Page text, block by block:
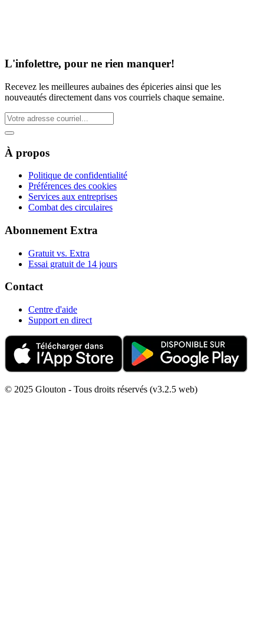
L'infolettre, pour ne rien manquer!
Recevez les meilleures aubaines des épiceries ainsi que les
nouveautés directement dans vos courriels chaque semaine.
À propos
Politique de confidentialité
Préférences des cookies
Services aux entreprises
Combat des circulaires
Abonnement Extra
Gratuit vs. Extra
Essai gratuit de 14 jours
Contact
Centre d'aide
Support en direct
© 2025 Glouton - Tous droits réservés (v3.2.5 web)